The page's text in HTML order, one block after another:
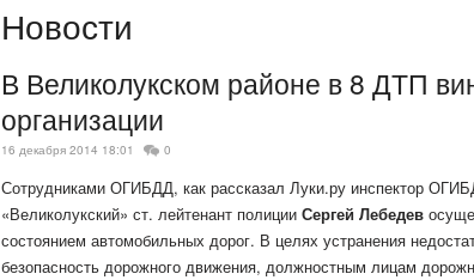
Новости
В Великолукском районе в 8 ДТП
организации
16 декабря 2014 18:01 0
Сотрудниками ОГИБДД, как рассказал Луки.ру инспектор
«Великолукский» ст. лейтенант полиции Сергей Лебедев
состоянием автомобильных дорог. В целях устранения
безопасность дорожного движения, должностным лицам